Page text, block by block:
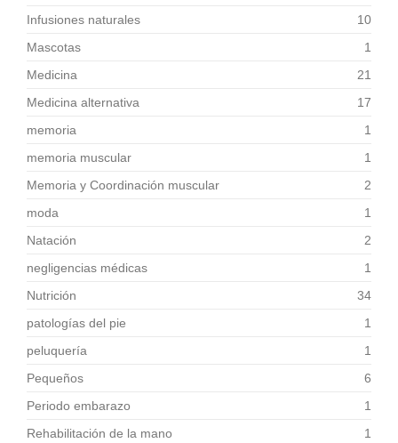
Infusiones naturales
10
Mascotas
1
Medicina
21
Medicina alternativa
17
memoria
1
memoria muscular
1
Memoria y Coordinación muscular
2
moda
1
Natación
2
negligencias médicas
1
Nutrición
34
patologías del pie
1
peluquería
1
Pequeños
6
Periodo embarazo
1
Rehabilitación de la mano
1